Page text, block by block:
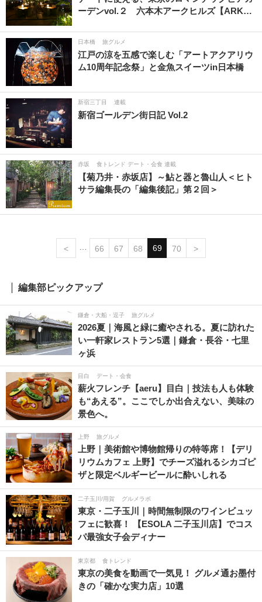
ーデンvol.２ 六本木アークヒルズ【ARK…
日本橋 旅グルメ
江戸の涼を五感で楽しむ「アートアクアリウ
ム10周年記念祭」と金魚スイーツin日本橋
新宿三丁目 連載
新宿ゴールデン街日記 Vol.2
赤坂 食トレンド デート・会食 連載
【菊乃井・赤坂店】～鮎と器と魯山人＜ヒト
サラ編集長の「編集後記」第２回＞
< 66 67 68 69 70 >
編集部ピックアップ
鎌倉・大船・逗子 旅グルメ
2026夏｜海風と緑に癒やされる。夏に訪れた
い一軒家レストラン5選｜鎌倉・長谷・七里
ヶ浜
目白 デート・会食
薪火フレンチ【aeru】目白｜技法も人も体験
も“あえる”。ここでしか出合えない、美味の
景色へ。
上野 旅グルメ
上野｜美術館や博物館帰りの特等席！【デリ
リウムカフェ 上野】でチーズ溢れるシカゴピ
ザと限定ベルギービールに酔いしれる
二子玉川/用賀 グルメラボ
東京・二子玉川｜時間無制限のワインビュッ
フェに歓喜！ 【ESOLA 二子玉川店】でコス
パ最強女子会ディナー
東京都 食トレンド
東京の美食を動画で一気見！ グルメ通お墨付
きの「確かな実力店」10選